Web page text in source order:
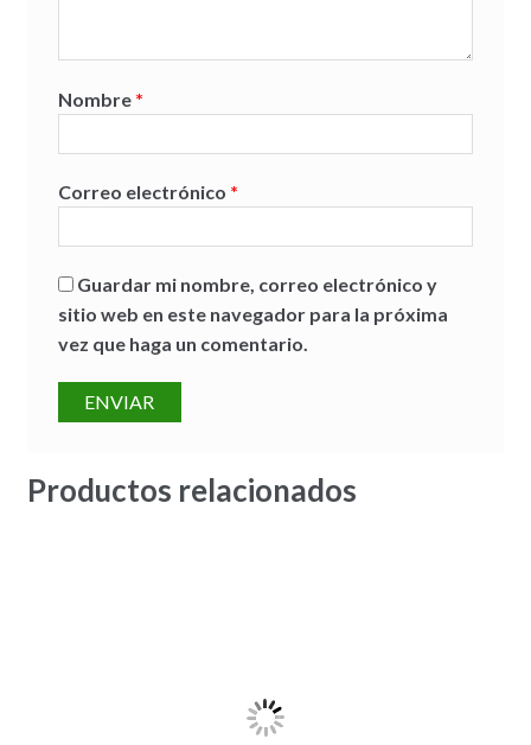
Nombre *
Correo electrónico *
Guardar mi nombre, correo electrónico y
sitio web en este navegador para la próxima
vez que haga un comentario.
Productos relacionados